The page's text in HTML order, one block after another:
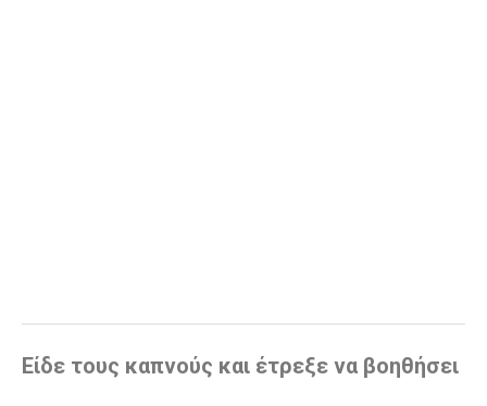
Είδε τους καπνούς και έτρεξε να βοηθήσει